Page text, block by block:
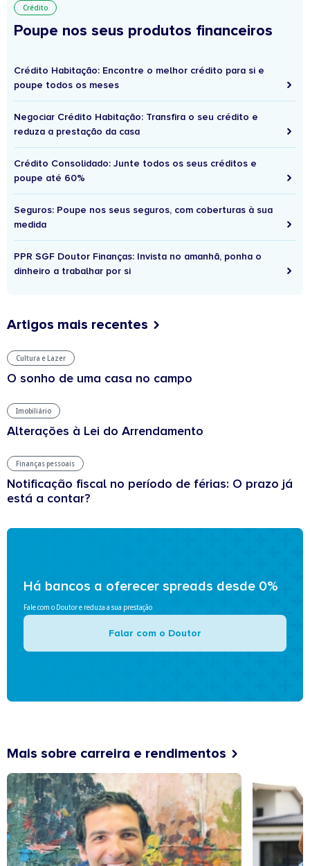
Crédito
Poupe nos seus produtos financeiros
Crédito Habitação: Encontre o melhor crédito para si e
poupe todos os meses
Negociar Crédito Habitação: Transfira o seu crédito e
reduza a prestação da casa
Crédito Consolidado: Junte todos os seus créditos e
poupe até 60%
Seguros: Poupe nos seus seguros, com coberturas à sua
medida
PPR SGF Doutor Finanças: Invista no amanhã, ponha o
dinheiro a trabalhar por si
Artigos mais recentes
Cultura e Lazer
O sonho de uma casa no campo
Imobiliário
Alterações à Lei do Arrendamento
Finanças pessoais
Notificação fiscal no período de férias: O prazo já
está a contar?
Há bancos a oferecer spreads desde 0%
Fale com o Doutor e reduza a sua prestação
Falar com o Doutor
Mais sobre carreira e rendimentos